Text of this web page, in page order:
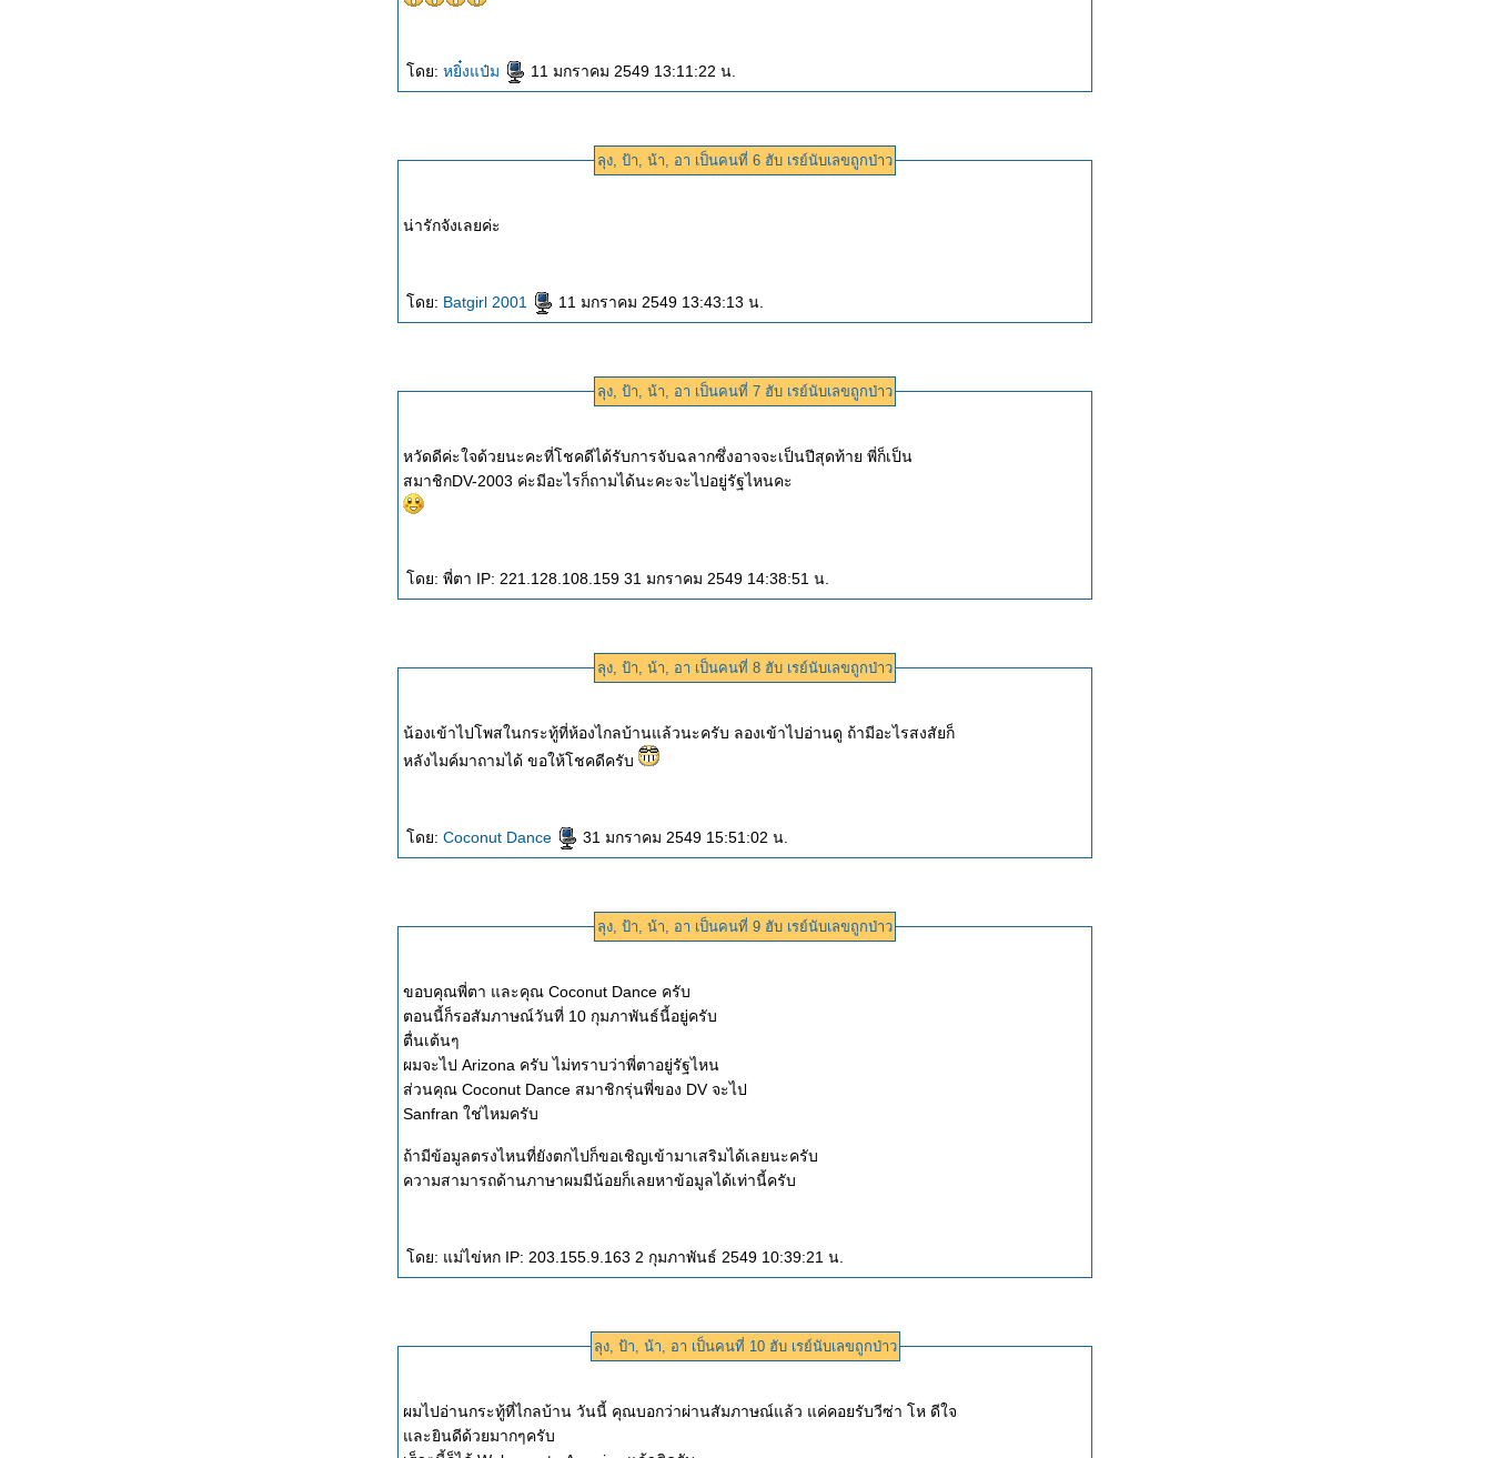
ดย: หยิ๋งแป๋ม 11 มกราคม 2549 13:11:22 น.
ลุง, ป้า, น้า, อา เป็นคนที่ 6 ฮับ เรย์นับเลขถูกป่าว
น่ารักจังเลยค่ะ
ดย: Batgirl 2001 11 มกราคม 2549 13:43:13 น.
ลุง, ป้า, น้า, อา เป็นคนที่ 7 ฮับ เรย์นับเลขถูกป่าว
หวัดดีค่ะใจด้วยนะคะที่โชคดีได้รับการจับฉลากซึ่งอาจจะเป็นปีสุดท้าย พี่ก็เป็น
สมาชิกDV-2003 ค่ะมีอะไรก็ถามได้นะคะจะไปอยู่รัฐไหนคะ
ดย: พี่ตา IP: 221.128.108.159 31 มกราคม 2549 14:38:51 น.
ลุง, ป้า, น้า, อา เป็นคนที่ 8 ฮับ เรย์นับเลขถูกป่าว
น้องเข้าไปโพสในกระทู้ที่ห้องไกลบ้านแล้วนะครับ ลองเข้าไปอ่านดู ถ้ามีอะไรสงสัยก็
หลังไมค์มาถามได้ ขอให้โชคดีครับ
ดย: Coconut Dance 31 มกราคม 2549 15:51:02 น.
ลุง, ป้า, น้า, อา เป็นคนที่ 9 ฮับ เรย์นับเลขถูกป่าว
ขอบคุณพี่ตา และคุณ Coconut Dance ครับ
ตอนนี้ก็รอสัมภาษณ์วันที่ 10 กุมภาพันธ์นี้อยู่ครับ
ตื่นเต้นๆ
ผมจะไป Arizona ครับ ไม่ทราบว่าพี่ตาอยู่รัฐไหน
ส่วนคุณ Coconut Dance สมาชิกรุ่นพี่ของ DV จะไป
Sanfran ใช่ไหมครับ
ถ้ามีข้อมูลตรงไหนที่ยังตกไปก็ขอเชิญเข้ามาเสริมได้เลยนะครับ
ความสามารถด้านภาษาผมมีน้อยก็เลยหาข้อมูลได้เท่านี้ครับ
ดย: แม่ไข่หก IP: 203.155.9.163 2 กุมภาพันธ์ 2549 10:39:21 น.
ลุง, ป้า, น้า, อา เป็นคนที่ 10 ฮับ เรย์นับเลขถูกป่าว
ผมไปอ่านกระทู้ที่ไกลบ้าน วันนี้ คุณบอกว่าผ่านสัมภาษณ์แล้ว แค่คอยรับวีซ่า โห ดีใจ
ละยินดีด้วยมากๆครับ